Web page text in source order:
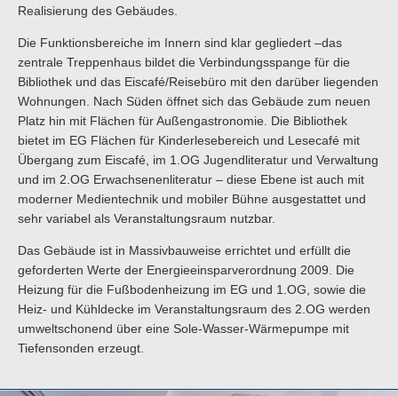
Realisierung des Gebäudes.
Die Funktionsbereiche im Innern sind klar gegliedert –das
zentrale Treppenhaus bildet die Verbindungsspange für die
Bibliothek und das Eiscafé/Reisebüro mit den darüber liegenden
Wohnungen. Nach Süden öffnet sich das Gebäude zum neuen
Platz hin mit Flächen für Außengastronomie. Die Bibliothek
bietet im EG Flächen für Kinderlesebereich und Lesecafé mit
Übergang zum Eiscafé, im 1.OG Jugendliteratur und Verwaltung
und im 2.OG Erwachsenenliteratur – diese Ebene ist auch mit
moderner Medientechnik und mobiler Bühne ausgestattet und
sehr variabel als Veranstaltungsraum nutzbar.
Das Gebäude ist in Massivbauweise errichtet und erfüllt die
geforderten Werte der Energieeinsparverordnung 2009. Die
Heizung für die Fußbodenheizung im EG und 1.OG, sowie die
Heiz- und Kühldecke im Veranstaltungsraum des 2.OG werden
umweltschonend über eine Sole-Wasser-Wärmepumpe mit
Tiefensonden erzeugt.